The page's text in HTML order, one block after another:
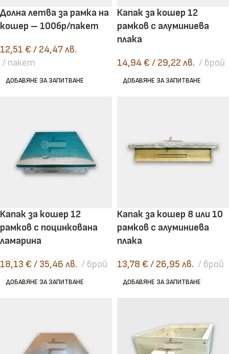
Долна летва за рамка на
кошер – 100бр/пакет
12,51 € / 24,47 лв.
пакет
ДОБАВЯНЕ ЗА ЗАПИТВАНЕ
Капак за кошер 12
рамков с алуминиева
плака
14,94€ / 29,22 лв. брой
ДОБАВЯНЕ ЗА ЗАПИТВАНЕ
Капак за кошер 12
рамков с поцинкована
ламарина
18,13 € / 35,46 лв. брой
ДОБАВЯНЕ ЗА ЗАПИТВАНЕ
Капак за кошер 8 или 10
рамков с алуминиева
плака
13,78 € / 26,95 лв. брой
ДОБАВЯНЕ ЗА ЗАПИТВАНЕ